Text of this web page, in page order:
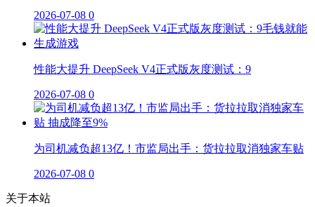
2026-07-08 0
性能大提升 DeepSeek V4正式版灰度测试：9
2026-07-08 0
为司机减负超13亿！市监局出手：货拉拉取消独家车贴
2026-07-08 0
关于本站